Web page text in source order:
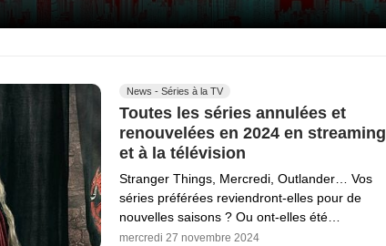
News - Séries à la TV
Toutes les séries annulées et
renouvelées en 2024 en streaming
et à la télévision
Stranger Things, Mercredi, Outlander… Vos
séries préférées reviendront-elles pour de
nouvelles saisons ? Ou ont-elles été…
mercredi 27 novembre 2024